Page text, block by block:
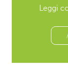
Leggi